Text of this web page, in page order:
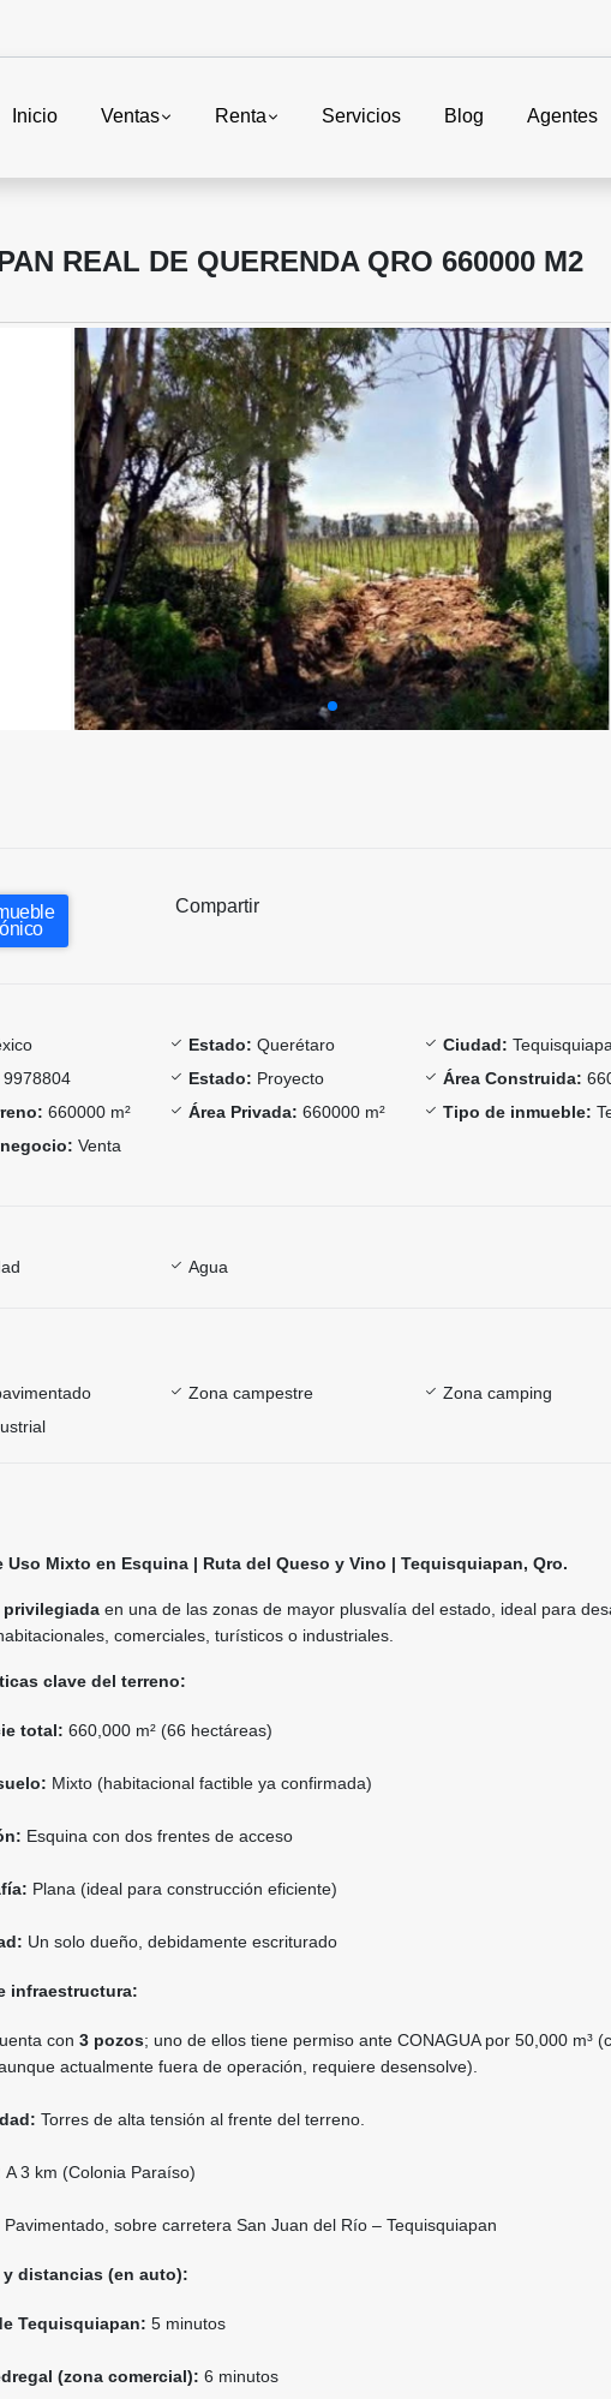
Inicio Ventas Renta Servicios Blog Agentes
REAL DE QUERENDA QRO 660000 M2
Compartir
Estado: Querétaro Ciudad:
9978804 Estado: Proyecto Área Construida:
660000 m² Área Privada: 660000 m² Tipo de inmueble:
Venta
Agua
Zona campestre
Zona camping
Uso Mixto en Esquina | Ruta del Queso y Vino | Tequisquiapan, Qro.
en una de las zonas de mayor plusvalía del estado, ideal para
comerciales, turísticos o industriales.
clave del terreno:
total: 660,000 m² (66 hectáreas)
Mixto (habitacional factible ya confirmada)
Esquina con dos frentes de acceso
Plana (ideal para construcción eficiente)
Un solo dueño, debidamente escriturado
infraestructura:
con 3 pozos; uno de ellos tiene permiso ante CONAGUA por 50,000 m³
actualmente fuera de operación, requiere desensolve).
Torres de alta tensión al frente del terreno.
A 3 km (Colonia Paraíso)
Pavimentado, sobre carretera San Juan del Río – Tequisquiapan
distancias (en auto):
Tequisquiapan: 5 minutos
(zona comercial): 6 minutos